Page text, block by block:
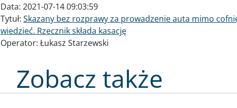
Data: 2021-07-14 09:03:59
Tytuł: Skazany bez rozprawy za prowadzenie auta mimo
wiedzieć. Rzecznik składa kasację
Operator: Łukasz Starzewski
Zobacz także